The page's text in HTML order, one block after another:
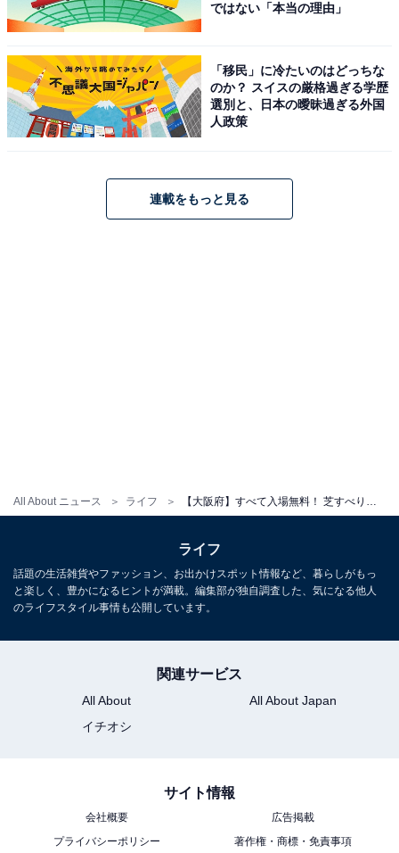
All About ニュース ライフ
場・いこいの森・コミュニティ広場・歴史の丘・冒険広
とにさまざまな表情を楽しめます。
子どもたちに人気なのは「大型木製アスレチック風遊
具」と「ちびっ子ゲレンデ（芝すべり）」。春は梅や
然美も見どころのひとつです。
す。
9:00〜17:00
年始（12/29〜1/3）
※梅・桜開花期（2月初旬〜4月下旬）は水曜日も開園
駐車場：第1駐車場（大阪府柏原市円明町14-2付近）を
利用（公園入口とは別場所）
ではない「本当の理由」
「移民」に冷たいのはどっちな
のか？ スイスの厳格過ぎる学歴
選別と、日本の曖昧過ぎる外国
人政策
連載をもっと見る
ライフ
話題の生活雑貨やファッション、お出かけスポット情報など、暮らしがもっ
と楽しく、豊かになるヒントが満載。編集部が独自調査した、気になる他人
のライフスタイル事情も公開しています。
関連サービス
All About
All About Japan
イチオシ
サイト情報
会社概要
広告掲載
プライバシーポリシー
著作権・商標・免責事項